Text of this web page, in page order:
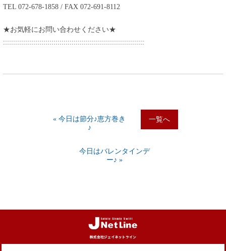
TEL 072-678-1858 / FAX 072-691-8112
★お気軽にお問い合わせください★
::::::::::::::::::::::::::::::::::::::::::::::::::::::::::::::::::::::
« 今日は節分♪恵方巻き
♪
一覧へ
今日はバレンタインデ
ー♪ »